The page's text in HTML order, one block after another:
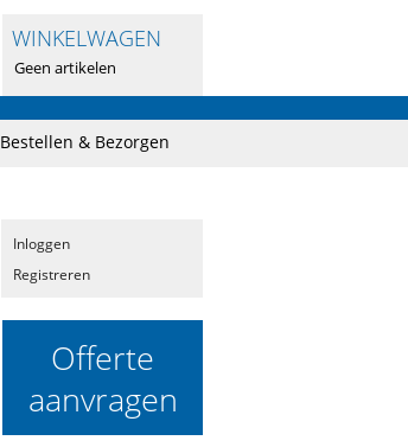
WINKELWAGEN
Geen artikelen
Bestellen & Bezorgen
Inloggen
Registreren
Offerte
aanvragen